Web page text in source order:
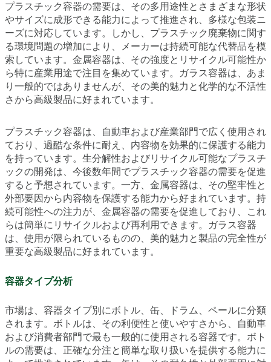
プラスチック容器の需要は、その多用途性とさまざまな形状
やサイズに成形できる能力によって推進され、多様な包装ニ
ーズに対応しています。しかし、プラスチック廃棄物に関す
る環境問題の増加により、メーカーは持続可能な代替品を模
索しています。金属容器は、その強度とリサイクル可能性か
ら特に産業用途で注目を集めています。ガラス容器は、あま
り一般的ではありませんが、その美的魅力と化学的な不活性
さから高級製品に好まれています。
プラスチック容器は、自動車および産業部門で広く使用され
ており、過酷な条件に耐え、内容物を効果的に保護する能力
を持っています。生分解性およびリサイクル可能なプラスチ
ックの開発は、今後数年間でプラスチック容器の需要を促進
すると予想されています。一方、金属容器は、その堅牢性と
外部要因から内容物を保護する能力から好まれています。持
続可能性への注力が、金属容器の需要を促進しており、これ
らは簡単にリサイクルおよび再利用できます。ガラス容器
は、使用が限られているものの、美的魅力と製品の完全性が
重要な高級製品に好まれています。
容器タイプ分析
市場は、容器タイプ別にボトル、缶、ドラム、ペールに分類
されます。ボトルは、その利便性と使いやすさから、自動車
および消費者部門で最も一般的に使用される容器です。ボト
ルの需要は、正確な分注と簡単な取り扱いを提供する能力に